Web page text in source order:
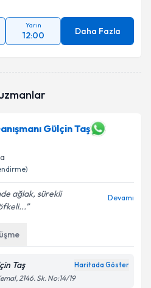
Yarın
12:00 Daha Fazla
Gülçin Taş
ağlak, sürekli
Devamı
Taş Haritada Göster
2146. Sk. No:14/19